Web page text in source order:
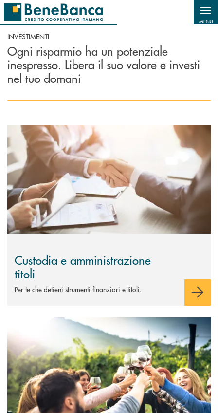
Salta al contenuto principale
MENU
INVESTIMENTI
Ogni risparmio ha un potenziale
inespresso. Libera il suo valore e investi
nel tuo domani
Scopri di più Custodia e amministrazione titoli
Custodia e amministrazione
titoli
Per te che detieni strumenti finanziari e titoli.
Scopri di più Obbligazioni